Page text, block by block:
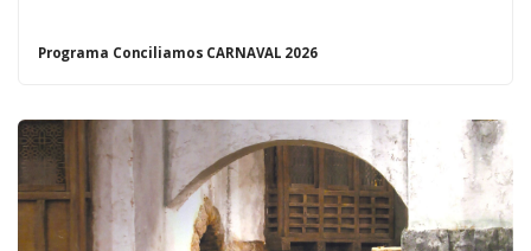
Programa Conciliamos CARNAVAL 2026